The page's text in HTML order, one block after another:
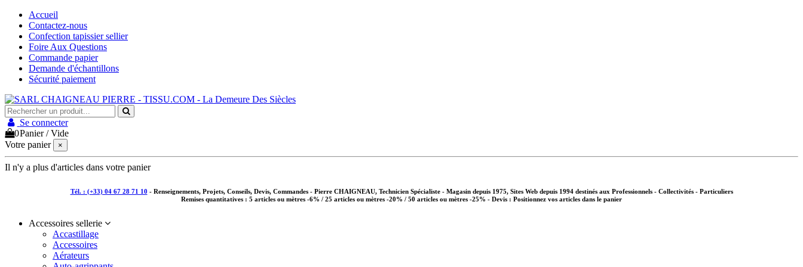
Accueil
Contactez-nous
Confection tapissier sellier
Foire Aux Questions
Commande papier
Demande d'échantillons
Sécurité paiement
Se connecter
0Panier /Vide
Votre panier
×
Il n'y a plus d'articles dans votre panier
Tél. : (+33) 04 67 28 71 10 - Renseignements, Projets, Conseils, Devis, Commandes - Pierre CHAIGNEAU, Technicien Spécialiste - Magasin depuis 1975, Sites Web depuis 1994 destinés aux Professionnels - Collectivités - Particuliers
Remises quantitatives : 5 articles ou mètres -6% / 25 articles ou mètres -20% / 50 articles ou mètres -25% - Devis : Positionnez vos articles dans le panier
Accessoires sellerie
Accastillage
Accessoires
Aérateurs